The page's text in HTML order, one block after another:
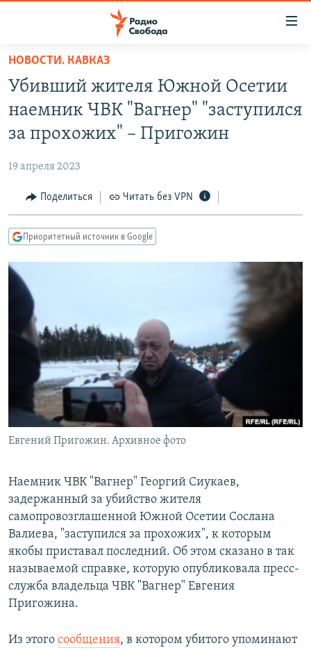
упрощенного
доступа
основному
Вернутся
Вернутся
поиску
ПРОГРАММЫ
АВТОРСКИЕ ПРОЕКТЫ
МНЕНИЯ
КУЛЬТУРА
КАВКАЗ.РЕАЛИИ
СЕВЕР.РЕАЛИИ
СИБИРЬ.РЕАЛИИ
РАСПИСАНИЕ ВЕЩАНИЯ
ПОДПИШИТЕСЬ НА РАССЫЛКУ
СОЦИАЛЬНЫЕ СЕТИ
Все сайты РСЕ/РС
НОВОСТИ. КАВКАЗ
Убивший жителя Южной Осетии
наемник ЧВК "Вагнер" "заступился
за прохожих" – Пригожин
19 апреля 2023
Поделиться Читать без VPN
Приоритетный источник в Google
Евгений Пригожин. Архивное фото
Наемник ЧВК "Вагнер" Георгий Сиукаев,
задержанный за убийство жителя
самопровозглашенной Южной Осетии Сослана
Валиева, "заступился за прохожих", к которым
якобы приставал последний. Об этом сказано в так
называемой справке, которую опубликовала пресс-
служба владельца ЧВК "Вагнер" Евгения
Пригожина.
Из этого сообщения, в котором убитого упоминают